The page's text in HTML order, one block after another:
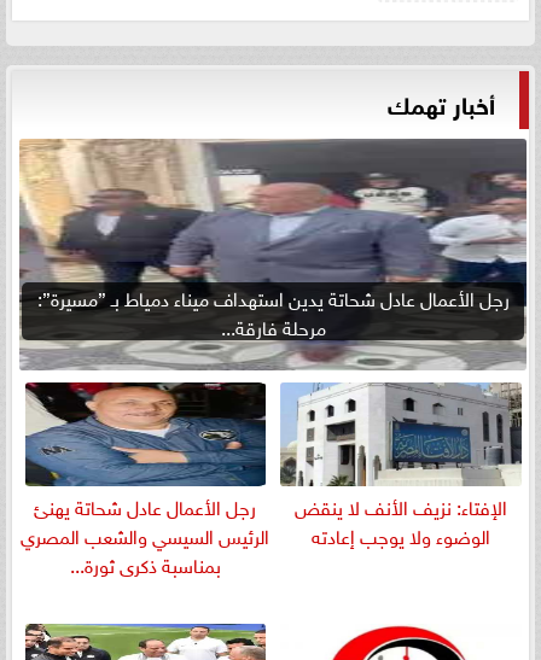
أخبار تهمك
رجل الأعمال عادل شحاتة يدين استهداف ميناء دمياط بـ ”مسيرة”:
مرحلة فارقة...
الإفتاء: نزيف الأنف لا ينقض
الوضوء ولا يوجب إعادته
رجل الأعمال عادل شحاتة يهنئ
الرئيس السيسي والشعب المصري
بمناسبة ذكرى ثورة...